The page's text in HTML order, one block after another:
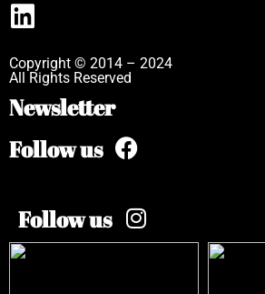
Copyright © 2014 – 2024
All Rights Reserved
Newsletter
Follow us
Follow us